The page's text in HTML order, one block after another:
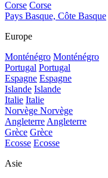
Corse Corse
Pays Basque, Côte Basque
Europe
Monténégro Monténégro
Portugal Portugal
Espagne Espagne
Islande Islande
Italie Italie
Norvège Norvège
AngleterreAngleterre
Grèce Grèce
Ecosse Ecosse
Asie